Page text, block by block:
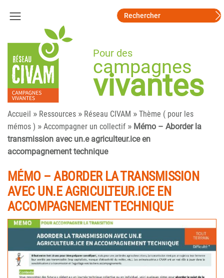
Pour des
campagnes
vivantes
Accueil » Ressources » Réseau CIVAM » Thème ( pour les
mémos ) » Accompagner un collectif » Mémo – Aborder la
transmission avec un.e agriculteur.ice en
accompagnement technique
MÉMO – ABORDER LA TRANSMISSION
AVEC UN.E AGRICULTEUR.ICE EN
ACCOMPAGNEMENT TECHNIQUE